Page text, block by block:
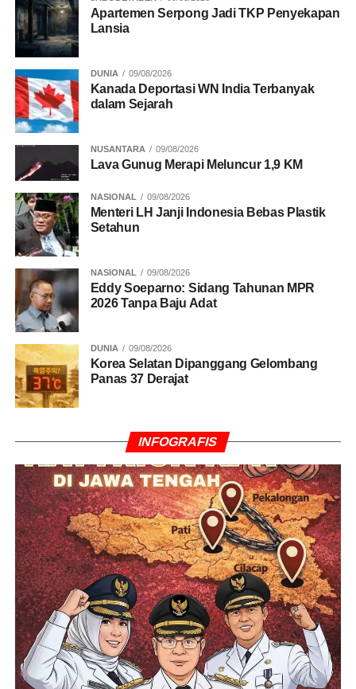
tersebut, termasuk melalui program “gentengisasi” yang
telah mulai dijalankan di sejumlah daerah, seperti Pulau
Morotai dan Majalengka.
BACA JUGA Serapan Anggaran Kementerian PKP
Capai 25,27 Persen, Pagu Naik Jadi Rp12,52
Triliun
Maruarar juga menyampaikan perkembangan penyaluran
program akan diumumkan secara berkala kepada publik
setiap tanggal 1 setiap bulan.
RELATED TOPICS:
ANGGARAN
KEMENTERIAN PERUMAHAN DAN KAWASAN PEMUKIMAN
KUR
MARUARAR SIRAIT
UP NEXT
IHSG Dibuka Merah di 5.900
DON'T MISS
Apartemen Serpong Jadi TKP Penyekapan
Lansia
DUNIA 09/08/2026
Kanada Deportasi WN India Terbanyak
dalam Sejarah
NUSANTARA 09/08/2026
Lava Gunug Merapi Meluncur 1,9 KM
NASIONAL 09/08/2026
Menteri LH Janji Indonesia Bebas Plastik
Setahun
NASIONAL 09/08/2026
Eddy Soeparno: Sidang Tahunan MPR
2026 Tanpa Baju Adat
DUNIA 09/08/2026
Korea Selatan Dipanggang Gelombang
Panas 37 Derajat
INFOGRAFIS